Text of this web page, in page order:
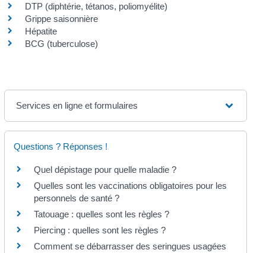
DTP (diphtérie, tétanos, poliomyélite)
Grippe saisonnière
Hépatite
BCG (tuberculose)
Services en ligne et formulaires
Questions ? Réponses !
Quel dépistage pour quelle maladie ?
Quelles sont les vaccinations obligatoires pour les
personnels de santé ?
Tatouage : quelles sont les règles ?
Piercing : quelles sont les règles ?
Comment se débarrasser des seringues usagées